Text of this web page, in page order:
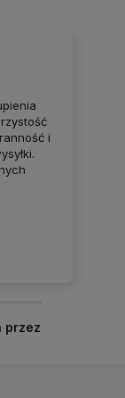
i
przez